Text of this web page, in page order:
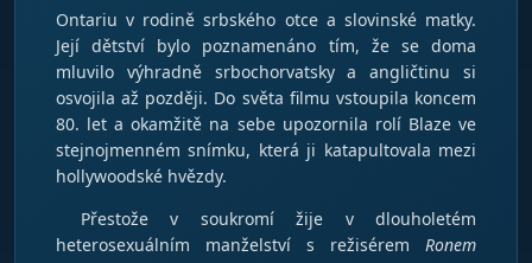
Ontariu v rodině srbského otce a slovinské matky.
Její dětství bylo poznamenáno tím, že se doma
mluvilo výhradně srbochorvatsky a angličtinu si
osvojila až později. Do světa filmu vstoupila koncem
80. let a okamžitě na sebe upozornila rolí Blaze ve
stejnojmenném snímku, která ji katapultovala mezi
hollywoodské hvězdy.
Přestože v soukromí žije v dlouholetém
heterosexuálním manželství s režisérem Ronem